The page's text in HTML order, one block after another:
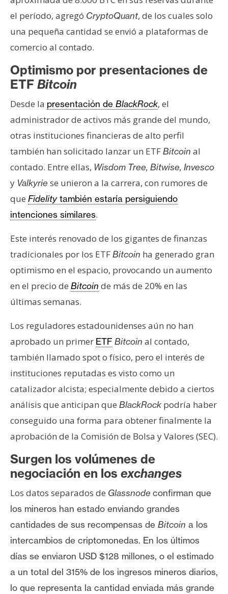
el período, agregó CryptoQuant, de los cuales solo
una pequeña cantidad se envió a plataformas de
comercio al contado.
Optimismo por presentaciones de
ETF Bitcoin
Desde la presentación de BlackRock, el
administrador de activos más grande del mundo,
otras instituciones financieras de alto perfil
también han solicitado lanzar un ETFBitcoin al
contado. Entre ellas, Wisdom Tree, Bitwise, Invesco
y Valkyrie se unieron a la carrera, con rumores de
que Fidelitytambién estaría persiguiendo
intenciones similares.
Este interés renovado de los gigantes de finanzas
tradicionales por los ETFBitcoin ha generado gran
optimismo en el espacio, provocando un aumento
en el precio de Bitcoin de más de 20% en las
últimas semanas.
Los reguladores estadounidenses aún no han
aprobado un primer ETF Bitcoin al contado,
también llamado spot o físico, pero el interés de
instituciones reputadas es visto como un
catalizador alcista; especialmente debido a ciertos
análisis que anticipan que BlackRock podría haber
conseguido una forma para obtener finalmente la
aprobación de la Comisión de Bolsa y Valores (SEC).
Surgen los volúmenes de
negociación en los exchanges
Los datos separados de Glassnode confirman que
los mineros han estado enviando grandes
cantidades de sus recompensas de Bitcoin a los
intercambios de criptomonedas. En los últimos
días se enviaron USD $128 millones, o el estimado
a un total del 315% de los ingresos mineros diarios,
lo que representa la cantidad enviada más grande